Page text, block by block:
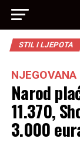
STIL I LJEPOTA
NJEGOVANA
Narod
11.370,
3.000